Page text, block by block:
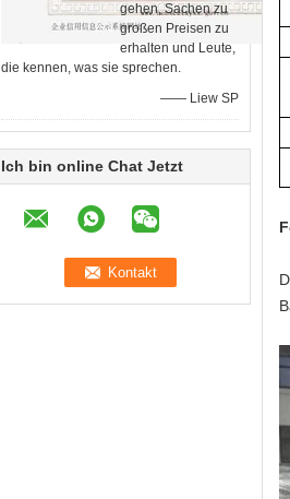
gehen, Sachen zu
großen Preisen zu
erhalten und Leute,
die kennen, was sie sprechen.
—— Liew SP
Ich bin online Chat Jetzt